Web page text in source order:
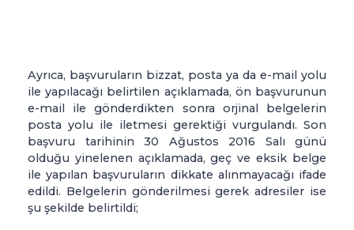
Ayrıca, başvuruların bizzat, posta ya da e-mail yolu
ile yapılacağı belirtilen açıklamada, ön başvurunun
e-mail ile gönderdikten sonra orjinal belgelerin
posta yolu ile iletmesi gerektiği vurgulandı. Son
başvuru tarihinin 30 Ağustos 2016 Salı günü
olduğu yinelenen açıklamada, geç ve eksik belge
ile yapılan başvuruların dikkate alınmayacağı ifade
edildi. Belgelerin gönderilmesi gerek adresiler ise
şu şekilde belirtildi;